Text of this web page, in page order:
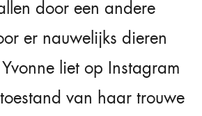
door een andere
er nauwelijks dieren
liet op Instagram
van haar trouwe